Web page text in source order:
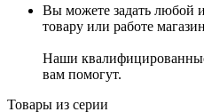
Вы можете задать любой
товару или работе
Наши
вам помогут.
Товары из серии